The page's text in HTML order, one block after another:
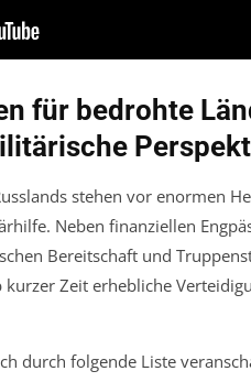
für bedrohte
stehen vor enormen
Neben finanziellen
Bereitschaft und
Zeit erhebliche
durch folgende Liste